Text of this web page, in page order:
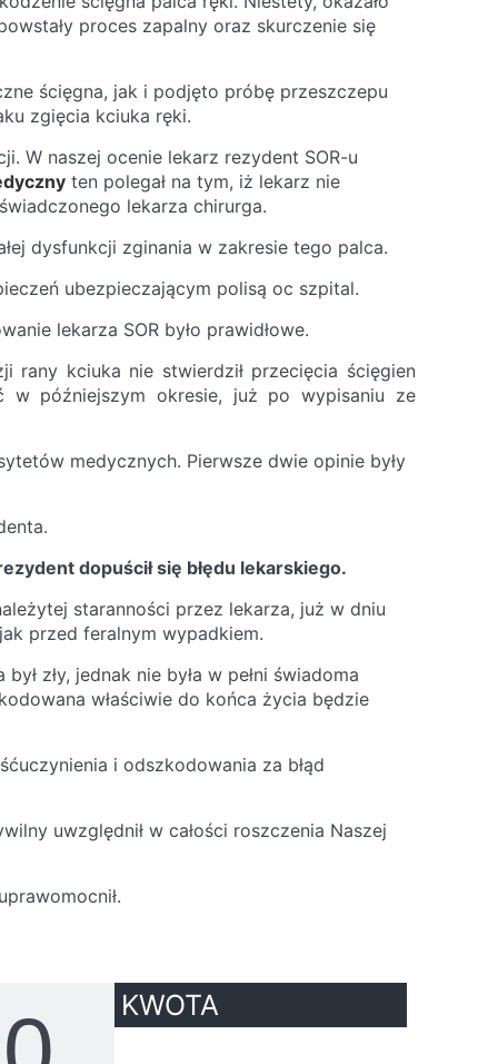
proces zapalny oraz skurczenie się
ścięgna, jak i podjęto próbę przeszczepu
zgięcia kciuka ręki.
W naszej ocenie lekarz rezydent SOR-u
ten polegał na tym, iż lekarz nie
lekarza chirurga.
dysfunkcji zginania w zakresie tego palca.
ubezpieczającym polisą oc szpital.
lekarza SOR było prawidłowe.
rany kciuka nie stwierdził przecięcia ścięgien
w późniejszym okresie, już po wypisaniu ze
medycznych. Pierwsze dwie opinie były
dopuścił się błędu lekarskiego.
staranności przez lekarza, już w dniu
przed feralnym wypadkiem.
zły, jednak nie była w pełni świadoma
właściwie do końca życia będzie
i odszkodowania za błąd
uwzględnił w całości roszczenia Naszej
KWOTA